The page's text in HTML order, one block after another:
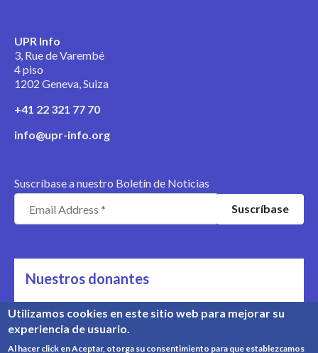
UPR Info
3, Rue de Varembé
4 piso
1202 Geneva, Suiza
+41 22 321 77 70
info@upr-info.org
Suscríbase a nuestro Boletín de Noticias
Nuestros donantes
Nos apoyan
Conozca nuestros donantes
Utilizamos cookies en este sitio web para mejorar su
experiencia de usuario.
Al hacer click en Aceptar, otorga su consentimiento para que establezcamos